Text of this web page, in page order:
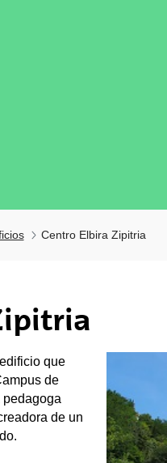
Centro Elbira Zipitria
que
de
pedagoga
de un